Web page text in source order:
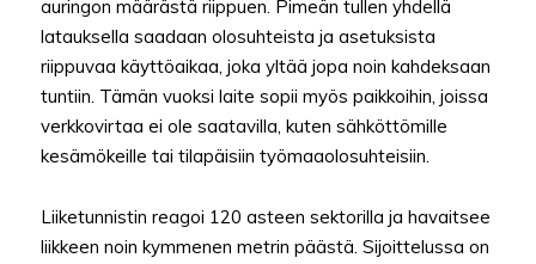
auringon määrästä riippuen. Pimeän tullen yhdellä
latauksella saadaan olosuhteista ja asetuksista
riippuvaa käyttöaikaa, joka yltää jopa noin kahdeksaan
tuntiin. Tämän vuoksi laite sopii myös paikkoihin, joissa
verkkovirtaa ei ole saatavilla, kuten sähköttömille
kesämökeille tai tilapäisiin työmaaolosuhteisiin.
Liiketunnistin reagoi 120 asteen sektorilla ja havaitsee
liikkeen noin kymmenen metrin päästä. Sijoittelussa on